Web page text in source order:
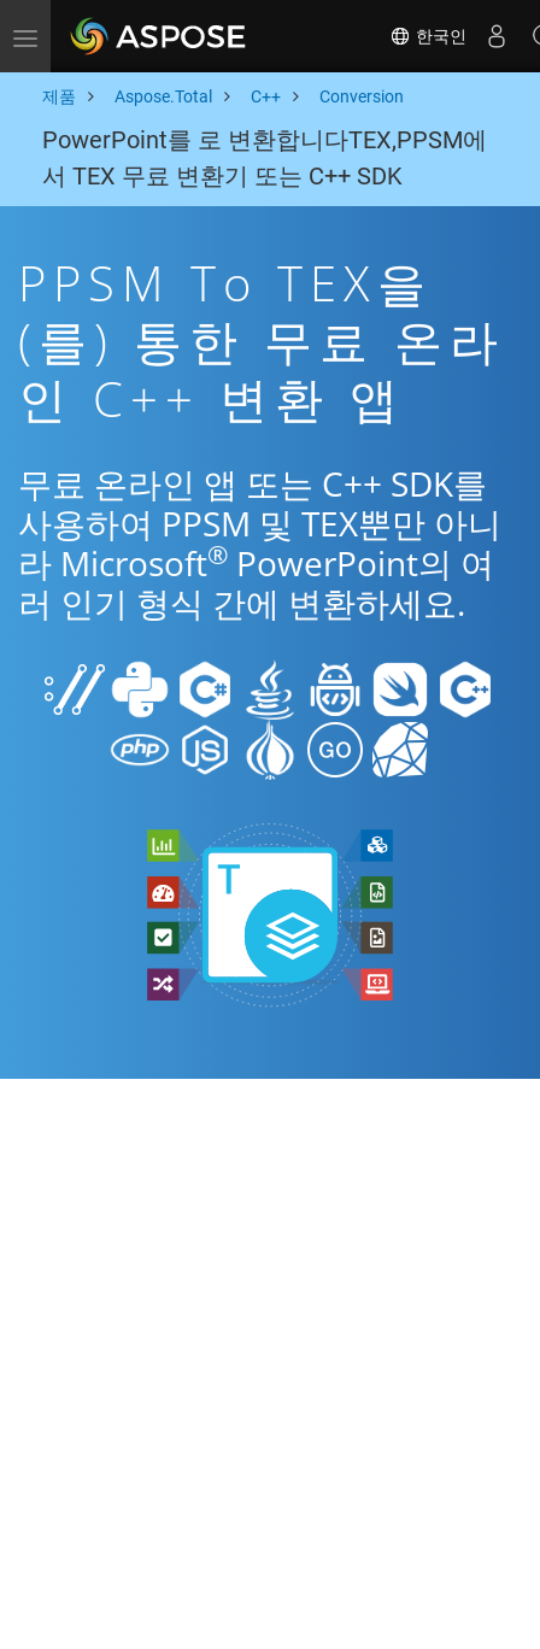
Toggle navigation 한국인
제품 Aspose.Total C++ Conversion
PowerPoint를 로 변환합니다TEX,PPSM에
서 TEX 무료 변환기 또는 C++ SDK
PPSM To TEX을
(를) 통한 무료 온라
인 C++ 변환 앱
무료 온라인 앱 또는 C++ SDK를
사용하여 PPSM 및 TEX뿐만 아니
라 Microsoft® PowerPoint의 여
러 인기 형식 간에 변환하세요.